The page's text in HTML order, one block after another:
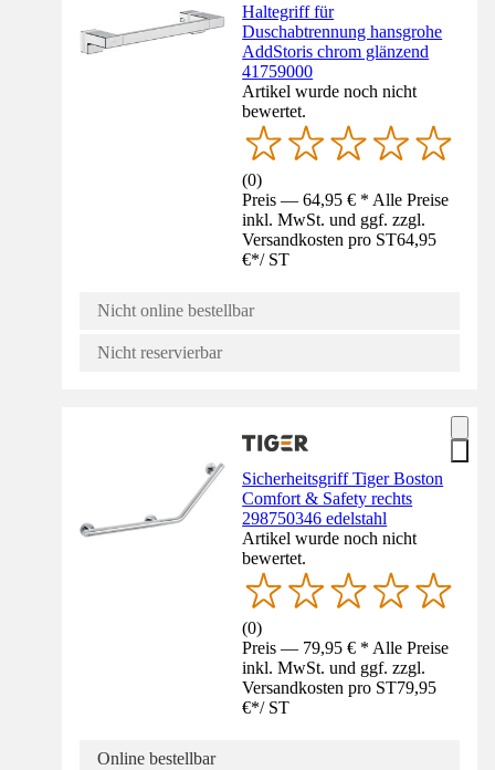
Haltegriff für
Duschabtrennung hansgrohe
AddStoris chrom glänzend
41759000
Artikel wurde noch nicht
bewertet.
(0)
Preis — 64,95 € * Alle Preise
inkl. MwSt. und ggf. zzgl.
Versandkosten pro ST64,95
€*/ ST
Nicht online bestellbar
Nicht reservierbar
Sicherheitsgriff Tiger Boston
Comfort & Safety rechts
298750346 edelstahl
Artikel wurde noch nicht
bewertet.
(0)
Preis — 79,95 € * Alle Preise
inkl. MwSt. und ggf. zzgl.
Versandkosten pro ST79,95
€*/ ST
Online bestellbar